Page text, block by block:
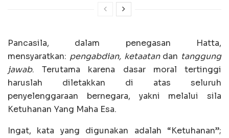
Pancasila, dalam penegasan Hatta,
mensyaratkan: pengabdian, ketaatandan tanggung
jawab. Terutama karena dasar moral tertinggi
haruslah diletakkan di atas seluruh
penyelenggaraan bernegara, yakni melalui sila
Ketuhanan Yang Maha Esa.
Ingat, kata yang digunakan adalah “Ketuhanan”;